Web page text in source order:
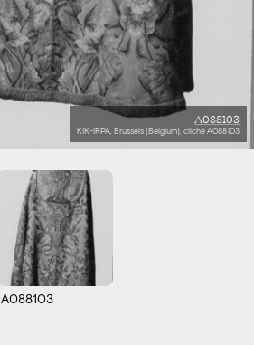
A088103
KIK-IRPA, Brussels (Belgium), cliché A088103
A088103